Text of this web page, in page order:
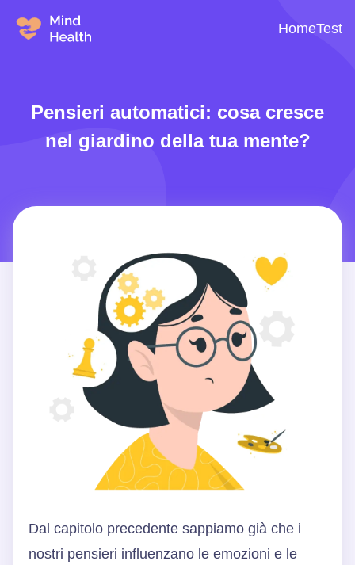
HomeTest
Pensieri automatici: cosa cresce
nel giardino della tua mente?
Dal capitolo precedente sappiamo già che i
nostri pensieri influenzano le emozioni e le